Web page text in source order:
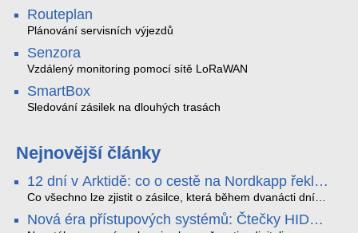
Routeplan
Plánování servisních výjezdů
Senzora
Vzdálený monitoring pomocí sítě LoRaWAN
SmartBox
Sledování zásilek na dlouhých trasách
Nejnovější články
12 dní v Arktidě: co o cestě na Nordkapp řekla
data ze SMARTBOX 2 MAX
Co všechno lze zjistit o zásilce, která během dvanácti dní
projede Arktidou? SMARTBOX 2 MAX jsme vzali na trasu z
Tromsø přes Lofoty, Kirunu a finské Laponsko až na
Nová éra přístupových systémů: Čtečky HID